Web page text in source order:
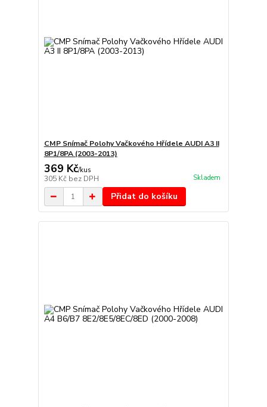
CMP Snímač Polohy Vačkového Hřídele AUDI A3 II
8P1/8PA (2003-2013)
369 Kč/kus
305 Kč bez DPH Skladem
Přidat do košíku